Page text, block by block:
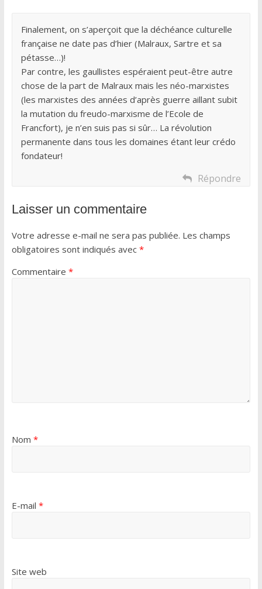
Finalement, on s’aperçoit que la déchéance culturelle
française ne date pas d’hier (Malraux, Sartre et sa
pétasse…)!
Par contre, les gaullistes espéraient peut-être autre
chose de la part de Malraux mais les néo-marxistes
(les marxistes des années d’après guerre aillant subit
la mutation du freudo-marxisme de l’Ecole de
Francfort), je n’en suis pas si sûr… La révolution
permanente dans tous les domaines étant leur crédo
fondateur!
Répondre
Laisser un commentaire
Votre adresse e-mail ne sera pas publiée. Les champs
obligatoires sont indiqués avec *
Commentaire *
Nom *
E-mail *
Site web